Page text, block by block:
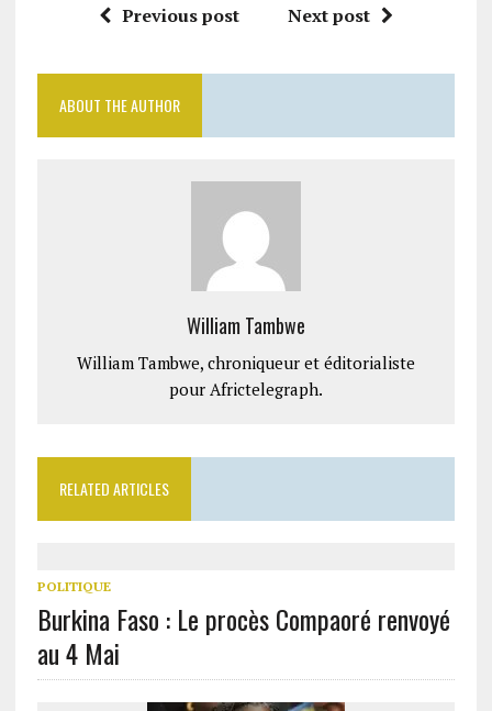
Previous post Next post
ABOUT THE AUTHOR
William Tambwe
William Tambwe, chroniqueur et éditorialiste
pour Africtelegraph.
RELATED ARTICLES
POLITIQUE
Burkina Faso : Le procès Compaoré renvoyé
au 4 Mai